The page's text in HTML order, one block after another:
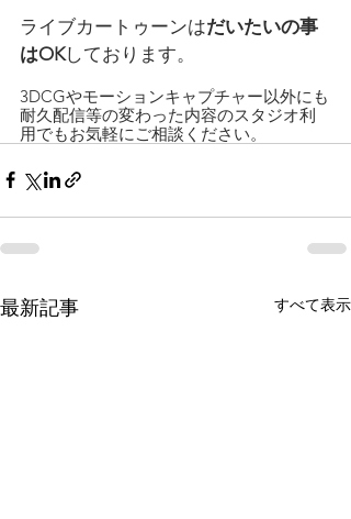
ライブカートゥーンはだいたいの事
はOKしております。
3DCGやモーションキャプチャー以外にも
耐久配信等の変わった内容のスタジオ利
用でもお気軽にご相談ください。
最新記事 すべて表示